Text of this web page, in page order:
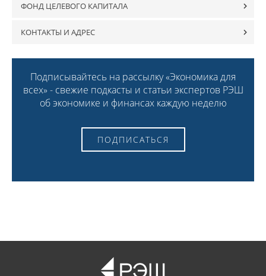
ФОНД ЦЕЛЕВОГО КАПИТАЛА
КОНТАКТЫ И АДРЕС
Подписывайтесь на рассылку «Экономика для
всех» - свежие подкасты и статьи экспертов РЭШ
об экономике и финансах каждую неделю
ПОДПИСАТЬСЯ